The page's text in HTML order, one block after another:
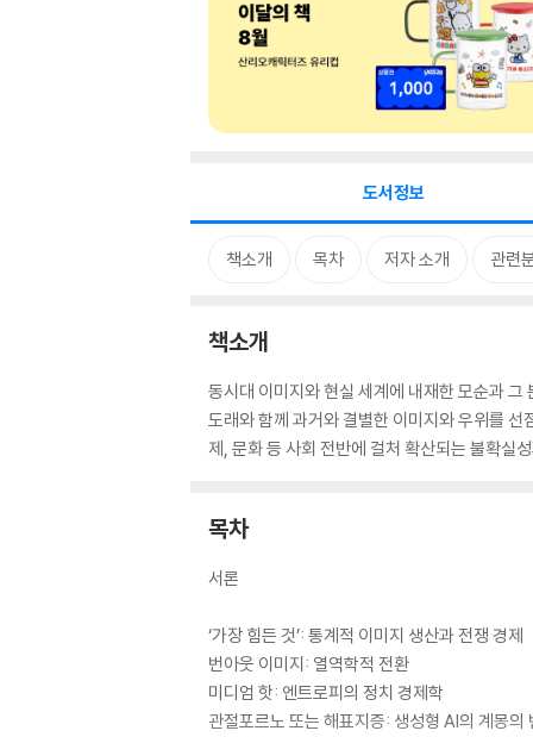
도서정보
책소개 목차 저자 소개 관련
책소개
동시대 이미지와 현실 세계에 내재한 모순과 그
도래와 함께 과거와 결별한 이미지와 우위를
제, 문화 등 사회 전반에 걸처 확산되는 불확실
목차
서론
‘가장 힘든 것’: 통계적 이미지 생산과 전쟁 경제
번아웃 이미지: 열역학적 전환
미디엄 핫: 엔트로피의 정치 경제학
관절포르노 또는 해표지증: 생성형 AI의 계몽의